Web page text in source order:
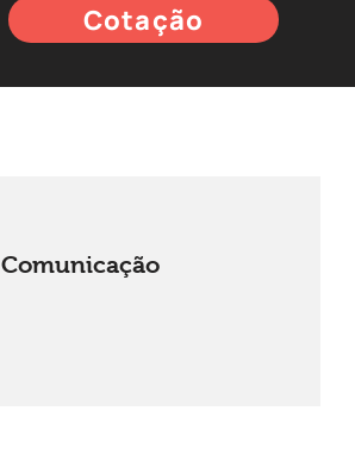
Cotação
Comunicação